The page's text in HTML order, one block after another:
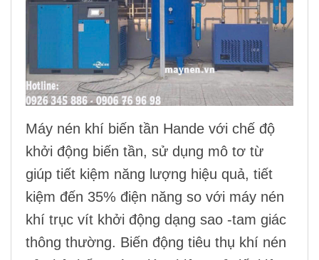
Máy nén khí biến tần Hande với chế độ
khởi động biến tần, sử dụng mô tơ từ
giúp tiết kiệm năng lượng hiệu quả, tiết
kiệm đến 35% điện năng so với máy nén
khí trục vít khởi động dạng sao -tam giác
thông thường. Biến động tiêu thụ khí nén